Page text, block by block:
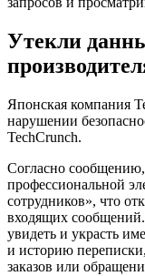
Утекли
Японская компания
нарушении
TechCrunch.
Согласно
профессиональной
сотрудников», что
входящих
увидеть и украсть
и историю
заказов или